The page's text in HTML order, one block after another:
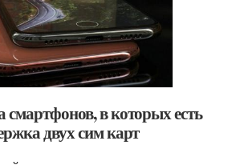
в которых есть
двух сим карт